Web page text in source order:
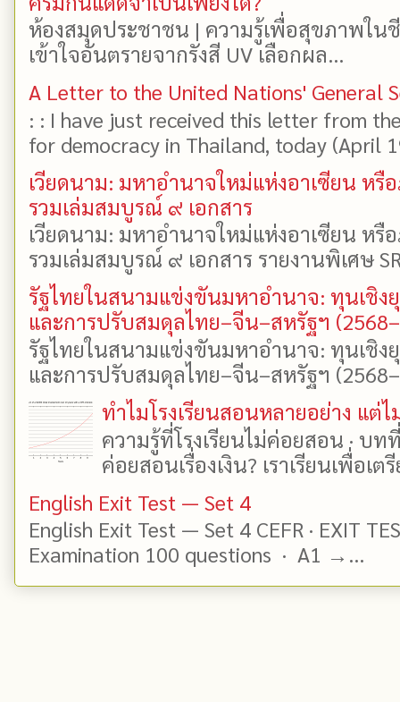
ห้องสมุดประชาชน | ความรู้เพื่อสุขภาพใน
เข้าใจอันตรายจากรังสี UV เลือกผล...
A Letter to the United Nations' General
: : I have just received this letter from
for democracy in Thailand, today (April
เวียดนาม: มหาอำนาจใหม่แห่งอาเซียน ห
รวมเล่มสมบูรณ์ ๙ เอกสาร
เวียดนาม: มหาอำนาจใหม่แห่งอาเซียน ห
รวมเล่มสมบูรณ์ ๙ เอกสาร รายงานพิเศษ
รัฐไทยในสนามแข่งขันมหาอำนาจ: ทุนเชิง
และการปรับสมดุลไทย–จีน–สหรัฐฯ
รัฐไทยในสนามแข่งขันมหาอำนาจ: ทุนเชิง
และการปรับสมดุลไทย–จีน–สหรัฐฯ
ทำไมโรงเรียนสอนหลายอย่าง แต่ไ
ความรู้ที่โรงเรียนไม่ค่อยสอน · บ
ค่อยสอนเรื่องเงิน? เราเรียนเพื่อเต
English Exit Test — Set 4
English Exit Test — Set 4 CEFR · EXIT
Examination 100 questions · A1 →...